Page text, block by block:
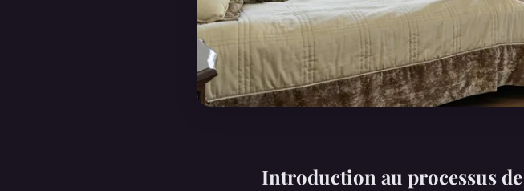
Introduction au processus